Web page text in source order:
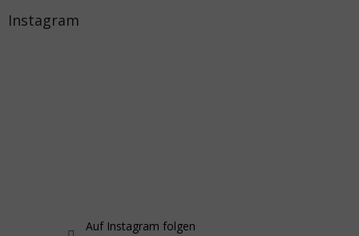
Instagram
Auf Instagram folgen